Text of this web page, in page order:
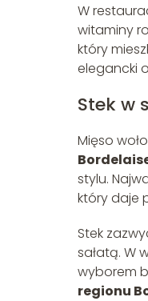
W
witaminy
który
elegancki
Stek w
Mięso
stylu.
który daje
Stek
sałatą. W
wyborem
regionu